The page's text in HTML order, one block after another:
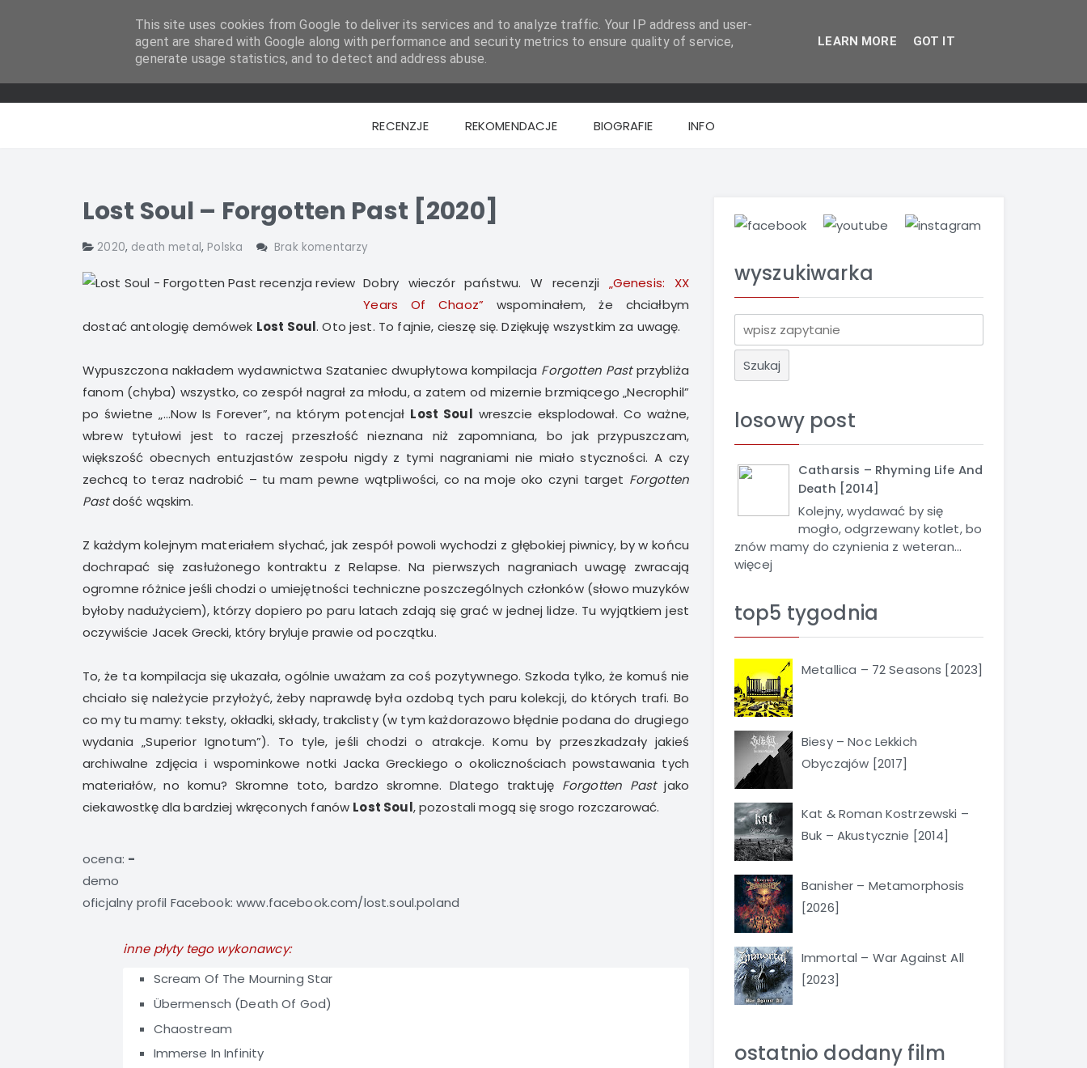
RECENZJE REKOMENDACJE BIOGRAFIE INFO
Lost Soul – Forgotten Past [2020]
2020, death metal, Polska Brak komentarzy
Dobry wieczór państwu. W recenzji „Genesis: XX
Years Of Chaoz”wspominałem, że chciałbym
dostać antologię demówek Lost Soul. Oto jest. To fajnie, cieszę się. Dziękuję wszystkim za uwagę.
Wypuszczona nakładem wydawnictwa Szataniec dwupłytowa kompilacja Forgotten Pastprzybliża
fanom (chyba) wszystko, co zespół nagrał za młodu, a zatem od mizernie brzmiącego „Necrophil”
po świetne „…Now Is Forever”, na którym potencjał Lost Soul wreszcie eksplodował. Co ważne,
wbrew tytułowi jest to raczej przeszłość nieznana niż zapomniana, bo jak przypuszczam,
większość obecnych entuzjastów zespołu nigdy z tymi nagraniami nie miało styczności. A czy
zechcą to teraz nadrobić – tu mam pewne wątpliwości, co na moje oko czyni target Forgotten
Pastdość wąskim.
Z każdym kolejnym materiałem słychać, jak zespół powoli wychodzi z głębokiej piwnicy, by w końcu
dochrapać się zasłużonego kontraktu z Relapse. Na pierwszych nagraniach uwagę zwracają
ogromne różnice jeśli chodzi o umiejętności techniczne poszczególnych członków (słowo muzyków
byłoby nadużyciem), którzy dopiero po paru latach zdają się grać w jednej lidze. Tu wyjątkiem jest
oczywiście Jacek Grecki, który bryluje prawie od początku.
To, że ta kompilacja się ukazała, ogólnie uważam za coś pozytywnego. Szkoda tylko, że komuś nie
chciało się należycie przyłożyć, żeby naprawdę była ozdobą tych paru kolekcji, do których trafi. Bo
co my tu mamy: teksty, okładki, składy, trakclisty (w tym każdorazowo błędnie podana do drugiego
wydania „Superior Ignotum”). To tyle, jeśli chodzi o atrakcje. Komu by przeszkadzały jakieś
archiwalne zdjęcia i wspominkowe notki Jacka Greckiego o okolicznościach powstawania tych
materiałów, no komu? Skromne toto, bardzo skromne. Dlatego traktuję Forgotten Pastjako
ciekawostkę dla bardziej wkręconych fanów Lost Soul, pozostali mogą się srogo rozczarować.
ocena: -
demo
oficjalny profil Facebook:www.facebook.com/lost.soul.poland
inne płyty tego wykonawcy:
Scream Of The Mourning Star
Übermensch (Death Of God)
Chaostream
Immerse In Infinity
wyszukiwarka
z
u
a
losowy post
Catharsis – Rhyming Life And
Death [2014]
Kolejny, wydawać by się
mogło, odgrzewany kotlet, bo
znów mamy do czynienia z weteran...
więcej
top5 tygodnia
Metallica – 72 Seasons [2023]
Biesy – Noc Lekkich
Obyczajów [2017]
Kat & Roman Kostrzewski –
Buk – Akustycznie [2014]
Banisher – Metamorphosis
[2026]
Immortal – War Against All
[2023]
ostatnio dodany film
This site uses cookies from Google to deliver its services and to analyze traffic. Your IP address and user-
agent are shared with Google along with performance and security metrics to ensure quality of service,
generate usage statistics, and to detect and address abuse.
LEARN MORE GOT IT